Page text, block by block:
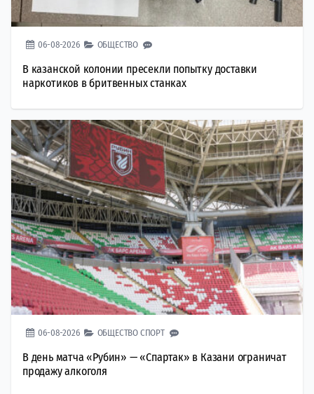
06-08-2026 ОБЩЕСТВО
В казанской колонии пресекли попытку доставки
наркотиков в бритвенных станках
06-08-2026 ОБЩЕСТВО СПОРТ
В день матча «Рубин» — «Спартак» в Казани ограничат
продажу алкоголя